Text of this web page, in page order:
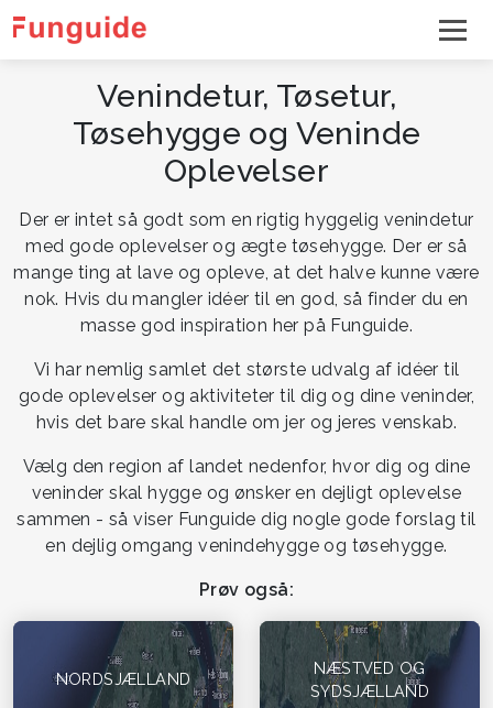
Venindetur, Tøsetur,
Tøsehygge og Veninde
Oplevelser
Der er intet så godt som en rigtig hyggelig venindetur
med gode oplevelser og ægte tøsehygge. Der er så
mange ting at lave og opleve, at det halve kunne være
nok. Hvis du mangler idéer til en god, så finder du en
masse god inspiration her på Funguide.
Vi har nemlig samlet det største udvalg af idéer til
gode oplevelser og aktiviteter til dig og dine veninder,
hvis det bare skal handle om jer og jeres venskab.
Vælg den region af landet nedenfor, hvor dig og dine
veninder skal hygge og ønsker en dejligt oplevelse
sammen - så viser Funguide dig nogle gode forslag til
en dejlig omgang venindehygge og tøsehygge.
Prøv også:
NORDSJÆLLAND
NÆSTVED OG
SYDSJÆLLAND